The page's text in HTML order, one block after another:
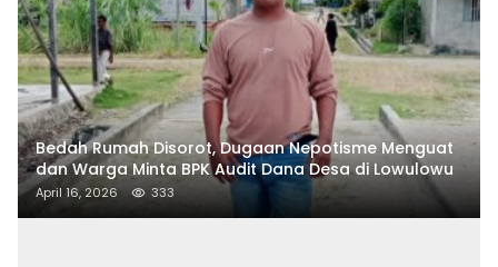
Bedah Rumah Disorot, Dugaan Nepotisme Menguat
dan Warga Minta BPK Audit Dana Desa di Lowulowu
April 16, 2026 333